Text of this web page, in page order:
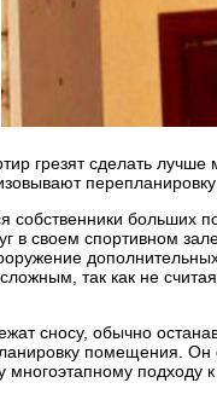
грезят сделать
больших
в своем спортивном
так как не
сносу, обычно
помещения. Он
многоэтапному подходу